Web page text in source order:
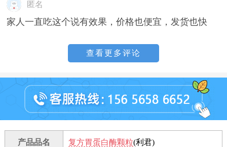
匿名
家人一直吃这个说有效果，价格也便宜，发货也快
查看更多评论
产品品名 复方胃蛋白酶颗粒(利君)